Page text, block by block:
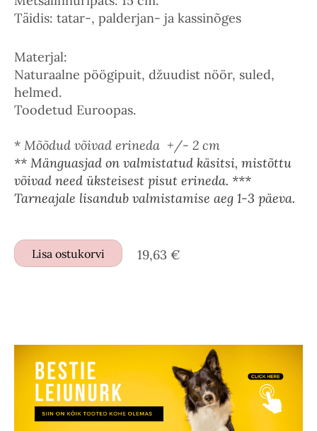
Täidis: tatar-, palderjan- ja kassinõges
Materjal:
Naturaalne pöögipuit, džuudist nöör, suled,
helmed.
Toodetud Euroopas.
* Mõõdud võivad erineda +/- 2 cm
** Mänguasjad on valmistatud käsitsi, mistõttu
võivad need üksteisest pisut erineda. ***
Tarneajale lisandub valmistamise aeg 1-3 päeva.
Lisa ostukorvi 19,63 €